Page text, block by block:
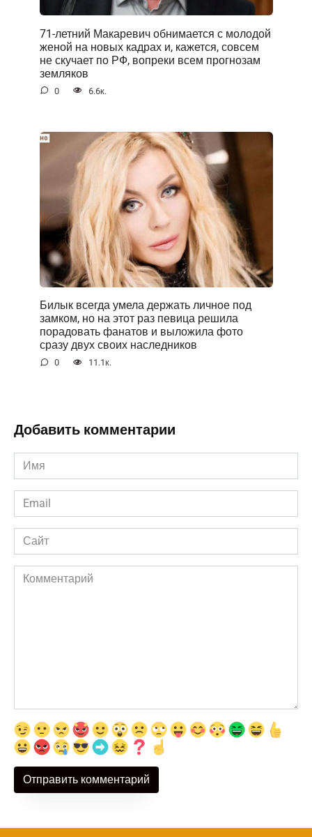
71-летний Макаревич обнимается с молодой
женой на новых кадрах и, кажется, совсем
не скучает по РФ, вопреки всем прогнозам
земляков
0 6.6к.
Билык всегда умела держать личное под
замком, но на этот раз певица решила
порадовать фанатов и выложила фото
сразу двух своих наследников
0 11.1к.
Добавить комментарии
Имя
*
Email
*
Сайт
Комментарий